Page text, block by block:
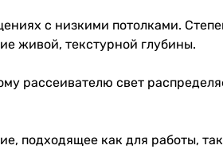
с низкими потолками.
живой, текстурной глубины.
рассеивателю свет
подходящее как для работы,